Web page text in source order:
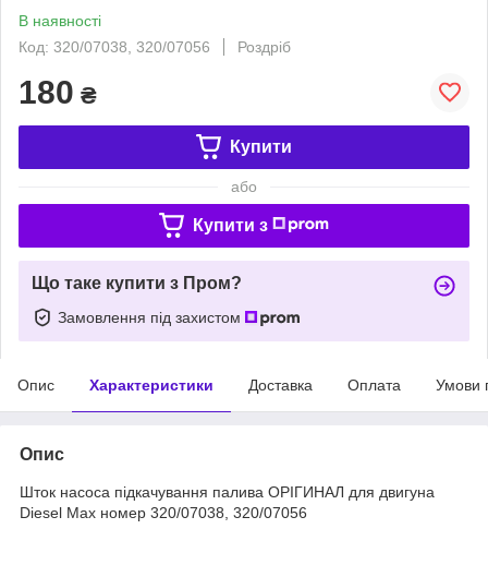
В наявності
Код: 320/07038, 320/07056
Роздріб
180 ₴
Купити
або
Купити з
Що таке купити з Пром?
Замовлення під захистом
Опис Характеристики Доставка Оплата Умови
Опис
Шток насоса підкачування палива ОРІГИНАЛ для двигуна
Diesel Max номер 320/07038, 320/07056